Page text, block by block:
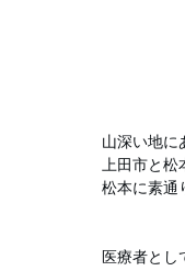
山深い地に
上田市と松
松本に素通
医療者とし